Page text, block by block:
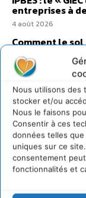
Nous utilisons des
stocker et/ou
Nous le faisons
Consentir à ces
données telles
uniques sur ce
consentement
fonctionnalités et
entreprises à
4 août 2026
Comment le
2 août 2026
273